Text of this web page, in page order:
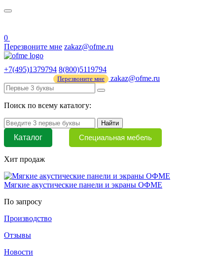
0
Перезвоните мне zakaz@ofme.ru
+7(495)1379794 8(800)5119794
Перезвоните мне zakaz@ofme.ru
Поиск по всему каталогу:
Найти
Каталог Специальная мебель
Хит продаж
Мягкие акустические панели и экраны ОФМЕ
По запросу
Производство
Отзывы
Новости